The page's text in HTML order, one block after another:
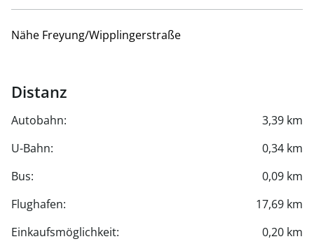
Nähe Freyung/Wipplingerstraße
Distanz
Autobahn:
3,39 km
U-Bahn:
0,34 km
Bus:
0,09 km
Flughafen:
17,69 km
Einkaufsmöglichkeit:
0,20 km